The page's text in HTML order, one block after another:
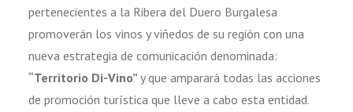
pertenecientes a la Ribera del Duero Burgalesa
promoverán los vinos y viñedos de su región con una
nueva estrategia de comunicación denominada:
“Territorio Di-Vino” y que amparará todas las acciones
de promoción turística que lleve a cabo esta entidad.